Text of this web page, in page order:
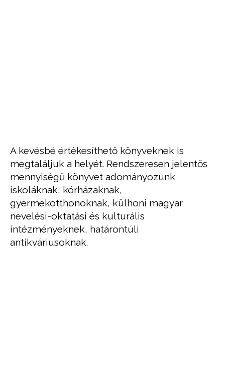
A kevésbé értékesíthető könyveknek is
megtaláljuk a helyét. Rendszeresen jelentős
mennyiségű könyvet adományozunk
iskoláknak, kórházaknak,
gyermekotthonoknak, külhoni magyar
nevelési-oktatási és kulturális
intézményeknek, határontúli
antikváriusoknak.